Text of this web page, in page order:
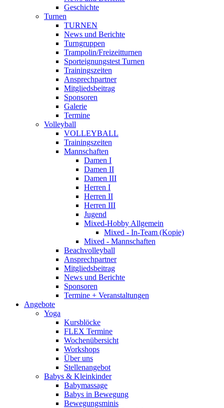
Geschichte
Turnen
TURNEN
News und Berichte
Turngruppen
Trampolin/Freizeitturnen
Sporteignungstest Turnen
Trainingszeiten
Ansprechpartner
Mitgliedsbeitrag
Sponsoren
Galerie
Termine
Volleyball
VOLLEYBALL
Trainingszeiten
Mannschaften
Damen I
Damen II
Damen III
Herren I
Herren II
Herren III
Jugend
Mixed-Hobby Allgemein
Mixed - In-Team (Kopie)
Mixed - Mannschaften
Beachvolleyball
Ansprechpartner
Mitgliedsbeitrag
News und Berichte
Sponsoren
Termine + Veranstaltungen
Angebote
Yoga
Kursblöcke
FLEX Termine
Wochenübersicht
Workshops
Über uns
Stellenangebot
Babys & Kleinkinder
Babymassage
Babys in Bewegung
Bewegungsminis